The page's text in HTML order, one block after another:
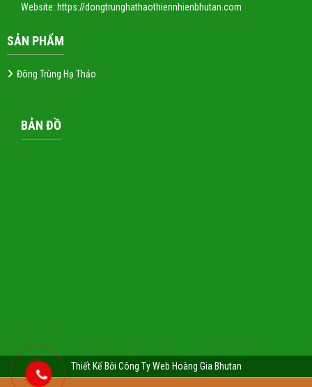
Website: https://dongtrunghathaothiennhienbhutan.com
SẢN PHẨM
Đông Trùng Hạ Thảo
BẢN ĐỒ
Thiết Kế Bởi Công Ty Web Hoàng Gia Bhutan